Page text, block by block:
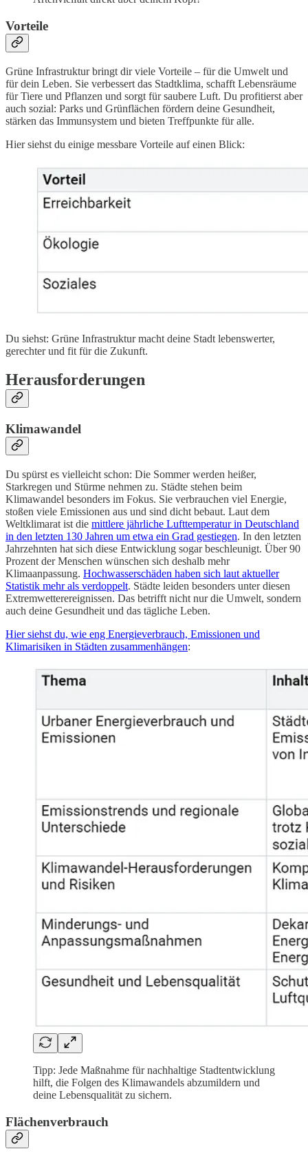
Vorteile
Grüne Infrastruktur bringt dir viele Vorteile – für die Umwelt und
für dein Leben. Sie verbessert das Stadtklima, schafft Lebensräume
für Tiere und Pflanzen und sorgt für saubere Luft. Du profitierst aber
auch sozial: Parks und Grünflächen fördern deine Gesundheit,
stärken das Immunsystem und bieten Treffpunkte für alle.
Hier siehst du einige messbare Vorteile auf einen Blick:
Du siehst: Grüne Infrastruktur macht deine Stadt lebenswerter,
gerechter und fit für die Zukunft.
Herausforderungen
Klimawandel
Du spürst es vielleicht schon: Die Sommer werden heißer,
Starkregen und Stürme nehmen zu. Städte stehen beim
Klimawandel besonders im Fokus. Sie verbrauchen viel Energie,
stoßen viele Emissionen aus und sind dicht bebaut. Laut dem
Weltklimarat ist die mittlere jährliche Lufttemperatur in Deutschland
in den letzten 130 Jahren um etwa ein Grad gestiegen. In den letzten
Jahrzehnten hat sich diese Entwicklung sogar beschleunigt. Über 90
Prozent der Menschen wünschen sich deshalb mehr
Klimaanpassung. Hochwasserschäden haben sich laut aktueller
Statistik mehr als verdoppelt. Städte leiden besonders unter diesen
Extremwetterereignissen. Das betrifft nicht nur die Umwelt, sondern
auch deine Gesundheit und das tägliche Leben.
Hier siehst du, wie eng Energieverbrauch, Emissionen und
Klimarisiken in Städten zusammenhängen:
Tipp: Jede Maßnahme für nachhaltige Stadtentwicklung
hilft, die Folgen des Klimawandels abzumildern und
deine Lebensqualität zu sichern.
Flächenverbrauch